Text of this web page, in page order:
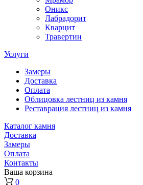
Оникс
Лабрадорит
Кварцит
Травертин
Услуги
Замеры
Доставка
Оплата
Облицовка лестниц из камня
Реставрация лестниц из камня
Каталог камня
Доставка
Замеры
Оплата
Контакты
Ваша корзина
0